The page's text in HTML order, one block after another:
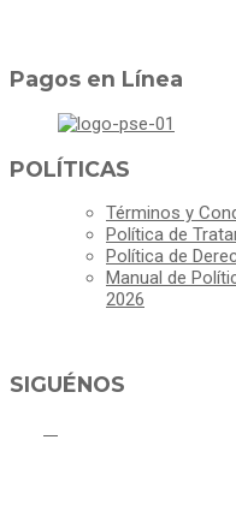
Pagos en Línea
POLÍTICAS
Términos y
Política de
Política de
Manual de
2026
SIGUÉNOS